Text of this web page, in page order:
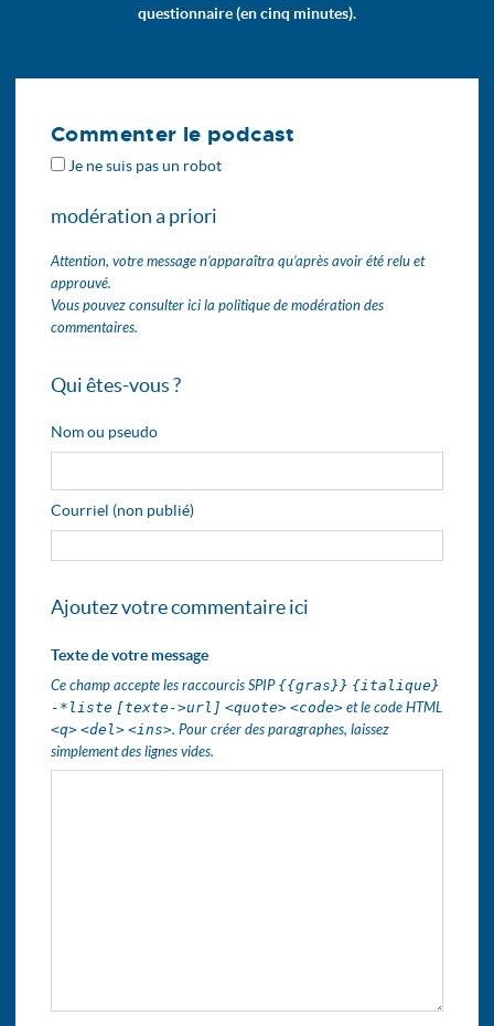
questionnaire (en cinq minutes).
Commenter le podcast
Je ne suis pas un robot
modération a priori
Attention, votre message n’apparaîtra qu’après avoir été relu et
approuvé.
Vous pouvez consulter ici la politique de modération des
commentaires.
Qui êtes-vous ?
Nom ou pseudo
Courriel (non publié)
Ajoutez votre commentaire ici
Texte de votre message
Ce champ accepte les raccourcis SPIP {{gras}} {italique}
-*liste [texte->url] <quote> <code> et le code HTML
<q> <del> <ins>. Pour créer des paragraphes, laissez
simplement des lignes vides.